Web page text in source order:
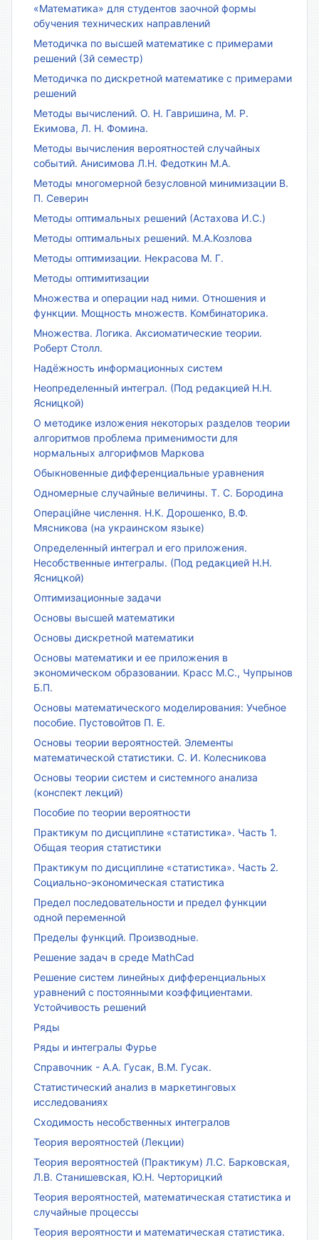
«Математика» для студентов заочной формы
обучения технических направлений
Методичка по высшей математике с примерами
решений (3й семестр)
Методичка по дискретной математике с примерами
решений
Методы вычислений. О. Н. Гавришина, М. Р.
Екимова, Л. Н. Фомина.
Методы вычисления вероятностей случайных
событий. Анисимова Л.Н. Федоткин М.А.
Методы многомерной безусловной минимизации В.
П. Северин
Методы оптимальных решений (Астахова И.С.)
Методы оптимальных решений. М.А.Козлова
Методы оптимизации. Некрасова М. Г.
Методы оптимитизации
Множества и операции над ними. Отношения и
функции. Мощность множеств. Комбинаторика.
Множества. Логика. Аксиоматические теории.
Роберт Столл.
Надёжность информационных систем
Неопределенный интеграл. (Под редакцией Н.Н.
Ясницкой)
О методике изложения некоторых разделов теории
алгоритмов проблема применимости для
нормальных алгорифмов Маркова
Обыкновенные дифференциальные уравнения
Одномерные случайные величины. Т. С. Бородина
Операційне числення. Н.К. Дорошенко, В.Ф.
Мясникова (на украинском языке)
Определенный интеграл и его приложения.
Несобственные интегралы. (Под редакцией Н.Н.
Ясницкой)
Оптимизационные задачи
Основы высшей математики
Основы дискретной математики
Основы математики и ее приложения в
экономическом образовании. Красс М.С., Чупрынов
Б.П.
Основы математического моделирования: Учебное
пособие. Пустовойтов П. Е.
Основы теории вероятностей. Элементы
математической статистики. С. И. Колесникова
Основы теории систем и системного анализа
(конспект лекций)
Пособие по теории вероятности
Практикум по дисциплине «статистика». Часть 1.
Общая теория статистики
Практикум по дисциплине «статистика». Часть 2.
Социально-экономическая статистика
Предел последовательности и предел функции
одной переменной
Пределы функций. Производные.
Решение задач в среде MathCad
Решение систем линейных дифференциальных
уравнений с постоянными коэффициентами.
Устойчивость решений
Ряды
Ряды и интегралы Фурье
Справочник - А.А. Гусак, В.М. Гусак.
Статистический анализ в маркетинговых
исследованиях
Сходимость несобственных интегралов
Теория вероятностей (Лекции)
Теория вероятностей (Практикум) Л.С. Барковская,
Л.В. Станишевская, Ю.Н. Черторицкий
Теория вероятностей, математическая статистика и
случайные процессы
Теория вероятности и математическая статистика.